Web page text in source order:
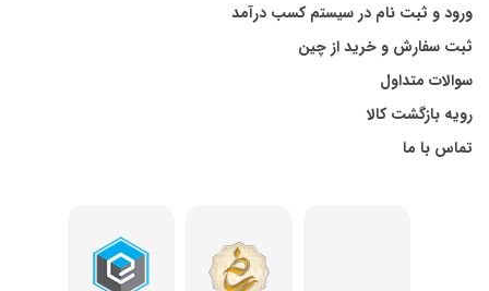
ورود و ثبت نام در سیستم کسب درآمد
ثبت سفارش و خرید از چین
سوالات متداول
رویه بازگشت کالا
تماس با ما